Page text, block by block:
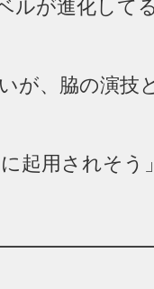
ルが進化して
が、脇の演技
起用されそう